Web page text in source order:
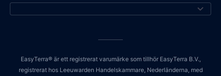
EasyTerra® är ett registrerat varumärke som tillhör EasyTerra B.V.,
registrerat hos Leeuwarden Handelskammare, Nederländerna, med